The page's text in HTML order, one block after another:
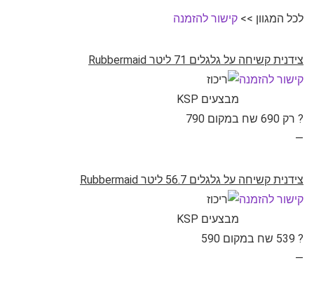
לכל המגוון >> קישור להזמנה
צידנית קשיחה על גלגלים 71 ליטר Rubbermaid
קישור להזמנה
? רק 690 שח במקום 790
—
צידנית קשיחה על גלגלים 56.7 ליטר Rubbermaid
קישור להזמנה
? 539 שח במקום 590
—